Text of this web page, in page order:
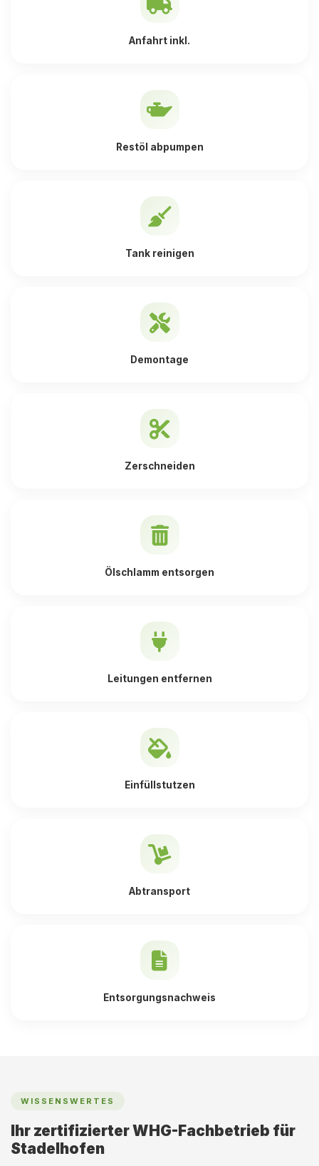
Anfahrt inkl.
Restöl abpumpen
Tank reinigen
Demontage
Zerschneiden
Ölschlamm entsorgen
Leitungen entfernen
Einfüllstutzen
Abtransport
Entsorgungsnachweis
WISSENSWERTES
Ihr zertifizierter WHG-Fachbetrieb für
Stadelhofen